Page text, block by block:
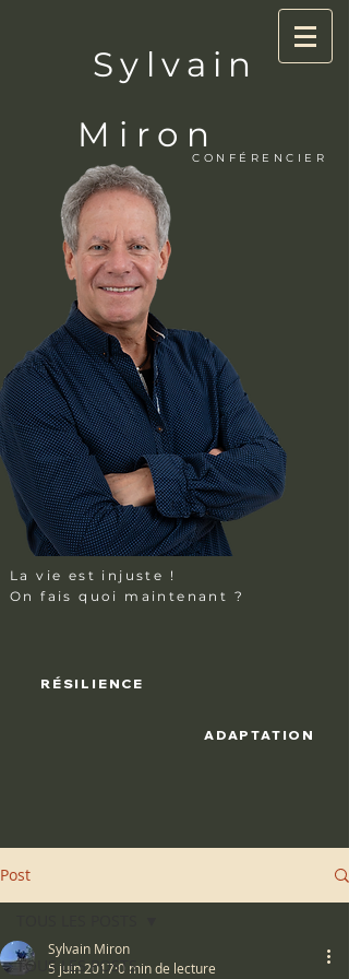
Sylvain
Miron
CONFÉRENCIER
La vie est injuste !
On fais quoi maintenant ?
RÉSILIENCE
ADAPTATION
Post
TOUS LES POSTS
Sylvain Miron
5 juin 20170 min de lecture